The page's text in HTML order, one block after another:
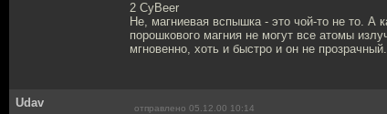
2 CyBeer
Не, магниевая вспышка - это чой-то не то. А
порошкового магния не могут все атомы
мгновенно, хоть и быстро и он не прозрачный.
Udav отправлено 05.12.00 10:14